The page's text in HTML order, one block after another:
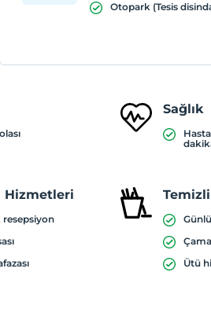
Otopark (Tesis
Sağlık
Hizmetleri
resepsiyon
Ütü